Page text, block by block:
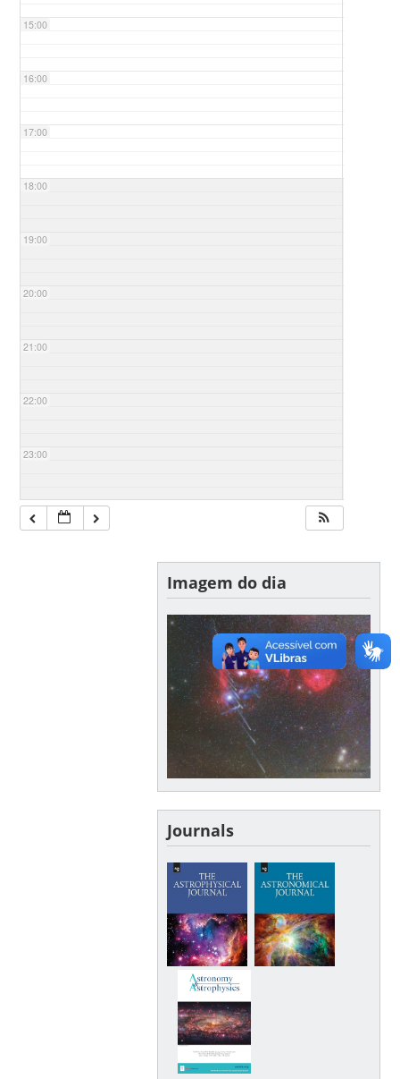
15:00
16:00
17:00
18:00
19:00
20:00
21:00
22:00
23:00
Imagem do dia
Journals